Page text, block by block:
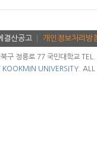
결산공고 개인정보처리방
구 정릉로 77 국민대학교
KOOKMIN UNIVERSITY. ALL